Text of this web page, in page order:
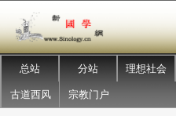
总站 分站 理想社会
古道西风 宗教门户